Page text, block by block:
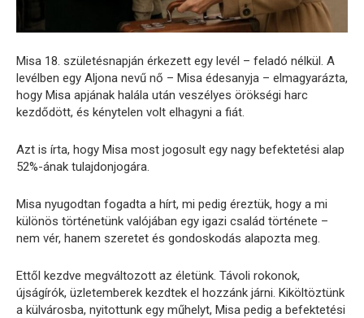
Misa 18. születésnapján érkezett egy levél – feladó nélkül. A
levélben egy Aljona nevű nő – Misa édesanyja – elmagyarázta,
hogy Misa apjának halála után veszélyes örökségi harc
kezdődött, és kénytelen volt elhagyni a fiát.
Azt is írta, hogy Misa most jogosult egy nagy befektetési alap
52%-ának tulajdonjogára.
Misa nyugodtan fogadta a hírt, mi pedig éreztük, hogy a mi
különös történetünk valójában egy igazi család története –
nem vér, hanem szeretet és gondoskodás alapozta meg.
Ettől kezdve megváltozott az életünk. Távoli rokonok,
újságírók, üzletemberek kezdtek el hozzánk járni. Kiköltöztünk
a külvárosba, nyitottunk egy műhelyt, Misa pedig a befektetési